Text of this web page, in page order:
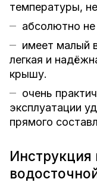
температуры,
абсолютно
имеет малый
легкая и
крышу.
очень
эксплуатации
прямого